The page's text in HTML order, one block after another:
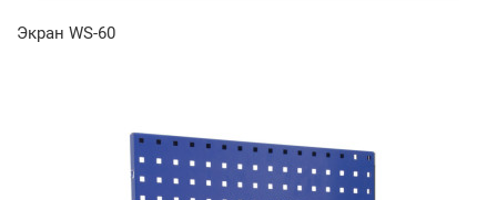
Экран WS-60